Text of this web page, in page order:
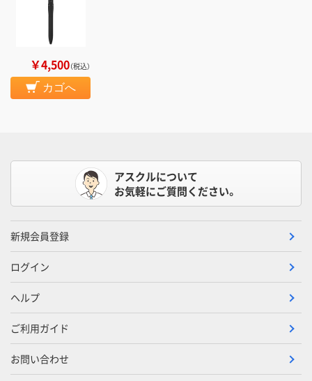
￥4,500（税込）
カゴへ
アスクルについて
お気軽にご質問ください。
新規会員登録
ログイン
ヘルプ
ご利用ガイド
お問い合わせ